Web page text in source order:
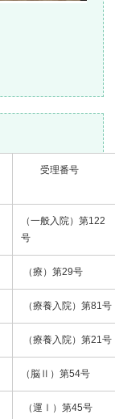
受理番号
（一般入院）第122
号
（療）第29号
（療養入院）第81号
（療養入院）第21号
（脳Ⅱ）第54号
（運Ⅰ）第45号